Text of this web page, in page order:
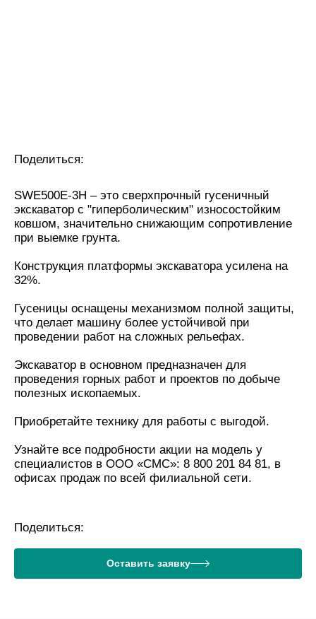
Поделиться:
SWE500E-3H – это сверхпрочный гусеничный
экскаватор с "гиперболическим" износостойким
ковшом, значительно снижающим сопротивление
при выемке грунта.
Конструкция платформы экскаватора усилена на
32%.
Гусеницы оснащены механизмом полной защиты,
что делает машину более устойчивой при
проведении работ на сложных рельефах.
Экскаватор в основном предназначен для
проведения горных работ и проектов по добыче
полезных ископаемых.
Приобретайте технику для работы с выгодой.
Узнайте все подробности акции на модель у
специалистов в ООО «СМС»: 8 800 201 84 81, в
офисах продаж по всей филиальной сети.
Поделиться:
Оставить заявку